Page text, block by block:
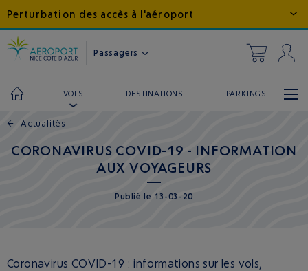
Perturbation des accès à l'aéroport
Passagers
VOLS DESTINATIONS PARKINGS
← Actualités
CORONAVIRUS COVID-19 - INFORMATION
AUX VOYAGEURS
Publié le 13-03-20
Coronavirus COVID-19 : informations sur les vols,